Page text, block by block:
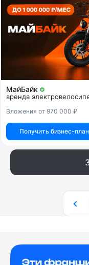
МайБайк
аренда
Вложения от 970 000 ₽
Получить бизнес-план